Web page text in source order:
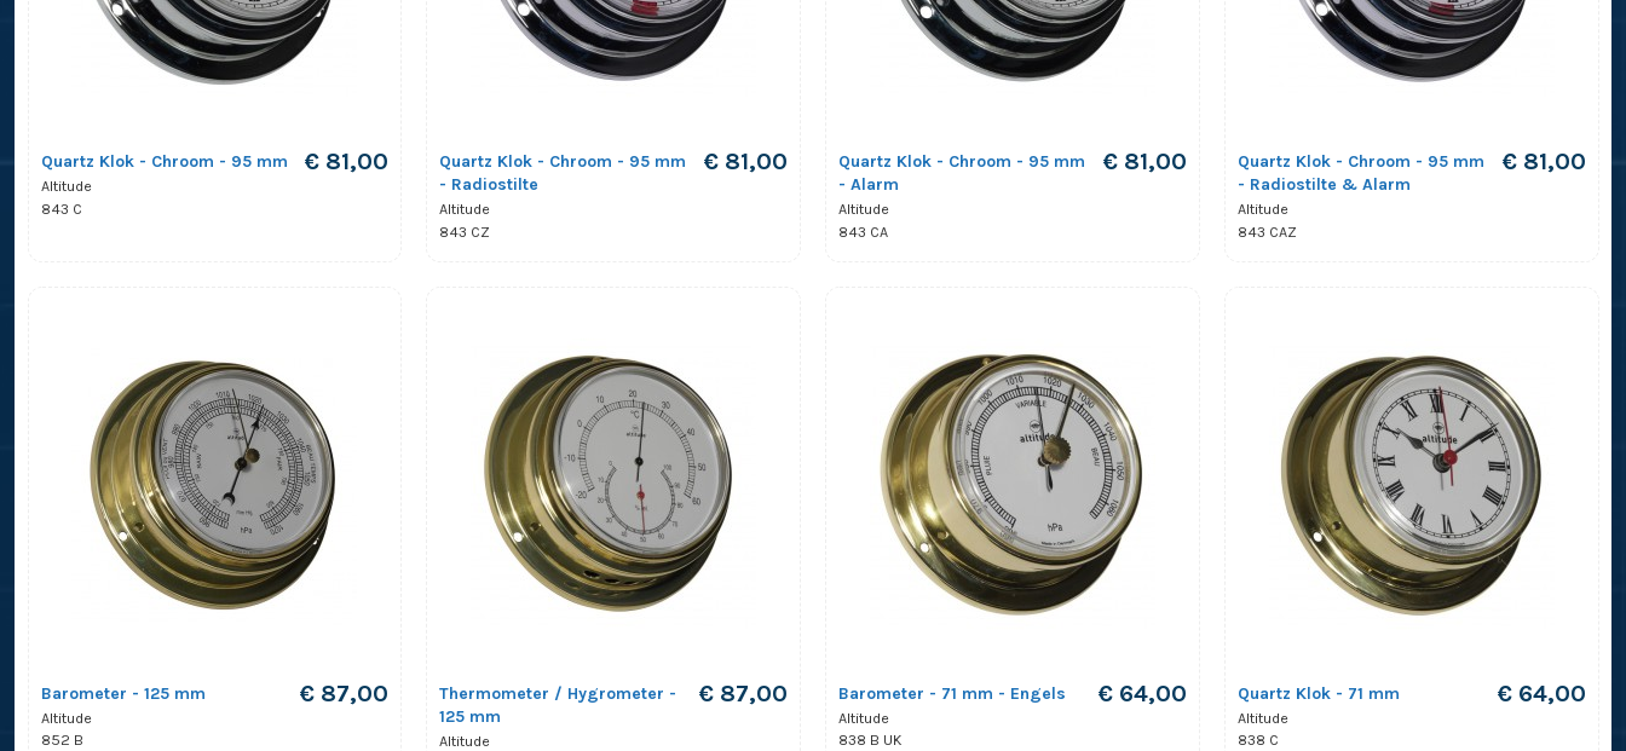
Quartz Klok - Chroom - 95 mm
Altitude
843 C
€ 81,00
Quartz Klok - Chroom - 95 mm
- Radiostilte
Altitude
843 CZ
€ 81,00
Quartz Klok - Chroom - 95 mm
- Alarm
Altitude
843 CA
€ 81,00
Quartz Klok - Chroom - 95 mm
- Radiostilte & Alarm
Altitude
843 CAZ
€ 81,00
Barometer - 125 mm
Altitude
852 B
€ 87,00
Thermometer / Hygrometer -
125 mm
Altitude
€ 87,00 Barometer - 71 mm - Engels
Altitude
838 B UK
€ 64,00 Quartz Klok - 71 mm
Altitude
838 C
€ 64,00